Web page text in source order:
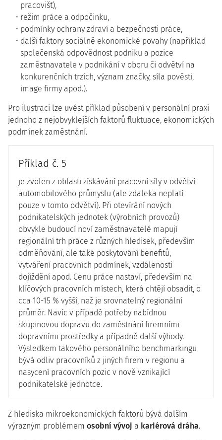
pracovišť),
režim práce a odpočinku,
podmínky ochrany zdraví a bezpečnosti práce,
další faktory sociálně ekonomické povahy (například
společenská odpovědnost podniku a pozice
zaměstnavatele v podnikání v oboru či odvětví na
konkurenčních trzích, význam značky, síla pověsti,
image firmy apod.).
Pro ilustraci lze uvést příklad působení v personální praxi
jednoho z nejobvyklejších faktorů fluktuace, ekonomických
podmínek zaměstnání.
Příklad č. 5
je zvolen z oblasti získávání pracovní síly v odvětví
automobilového průmyslu (ale zdaleka neplatí
pouze v tomto odvětví). Při otevírání nových
podnikatelských jednotek (výrobních provozů)
obvykle budoucí noví zaměstnavatelé mapují
regionální trh práce z různých hledisek, především
odměňování, ale také poskytování benefitů,
vytváření pracovních podmínek, vzdálenosti
dojíždění apod. Cenu práce nastaví, především na
klíčových pracovních místech, která chtějí obsadit, o
cca 10-15 % vyšší, než je srovnatelný regionální
průměr. Navíc v případě potřeby nabídnou
skupinovou dopravu do zaměstnání firemními
dopravními prostředky a případně další výhody.
Výsledkem takového personálního benchmarkingu
bývá odliv pracovníků z jiných firem v regionu a
nasycení pracovních pozic v nově vznikající
podnikatelské jednotce.
Z hlediska mikroekonomických faktorů bývá dalším
výrazným problémem osobní vývoj a kariérová dráha.